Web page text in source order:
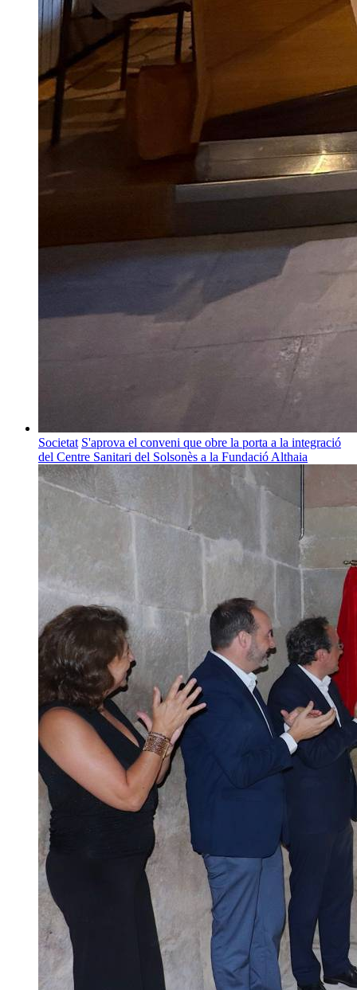
Societat S'aprova el conveni que obre la porta a la integració
del Centre Sanitari del Solsonès a la Fundació Althaia